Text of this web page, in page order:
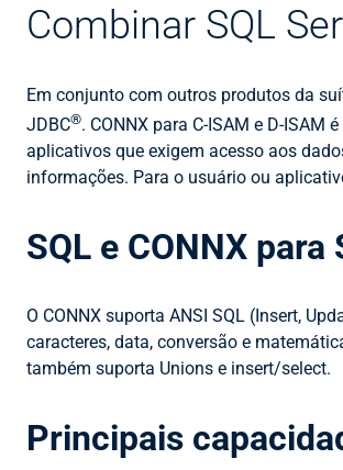
Combinar SQL
Em conjunto com outros produtos da
JDBC®. CONNX para C-ISAM e D-
aplicativos que exigem acesso aos
informações. Para o usuário ou
SQL e CONNX para
O CONNX suporta ANSI SQL (Insert,
caracteres, data, conversão e
também suporta Unions e insert/select.
Principais